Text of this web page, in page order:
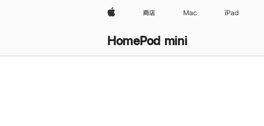
Apple 商店 Mac iPad
HomePod mini